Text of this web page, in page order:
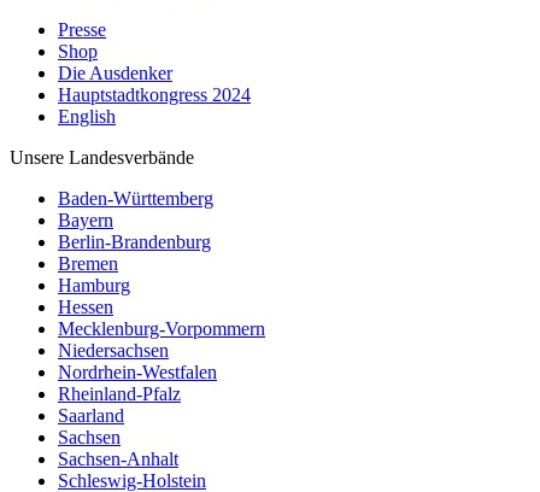
Presse
Shop
Die Ausdenker
Hauptstadtkongress 2024
English
Unsere Landesverbände
Baden-Württemberg
Bayern
Berlin-Brandenburg
Bremen
Hamburg
Hessen
Mecklenburg-Vorpommern
Niedersachsen
Nordrhein-Westfalen
Rheinland-Pfalz
Saarland
Sachsen
Sachsen-Anhalt
Schleswig-Holstein